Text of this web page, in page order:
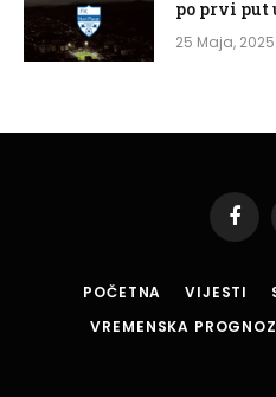
po prvi put
25 Maja, 2025
POČETNA VIJESTI
VREMENSKA